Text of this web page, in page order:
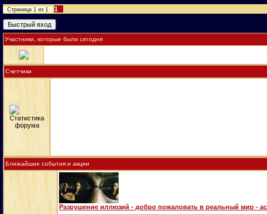
Страница 1 из 1 1
Участники, которые были сегодня
Счетчики
Ближайшие события и акции
Разрушение иллюзий - добро пожаловать в реальный мир -